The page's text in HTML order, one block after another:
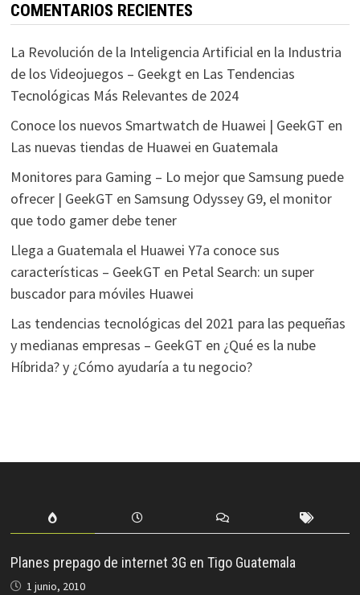
COMENTARIOS RECIENTES
La Revolución de la Inteligencia Artificial en la Industria
de los Videojuegos – Geekgten Las Tendencias
Tecnológicas Más Relevantes de 2024
Conoce los nuevos Smartwatch de Huawei | GeekGT en
Las nuevas tiendas de Huawei en Guatemala
Monitores para Gaming – Lo mejor que Samsung puede
ofrecer | GeekGT en Samsung Odyssey G9, el monitor
que todo gamer debe tener
Llega a Guatemala el Huawei Y7a conoce sus
características – GeekGT en Petal Search: un super
buscador para móviles Huawei
Las tendencias tecnológicas del 2021 para las pequeñas
y medianas empresas – GeekGT en ¿Qué es la nube
Híbrida? y ¿Cómo ayudaría a tu negocio?
Planes prepago de internet 3G en Tigo Guatemala
1 junio, 2010